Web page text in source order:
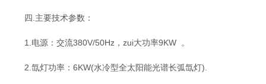
四.主要技术参数：
1.电源：交流380V/50Hz，zui大功率9KW 。
2.氙灯功率：6KW(水冷型全太阳能光谱长弧氙灯).